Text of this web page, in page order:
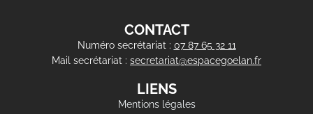
CONTACT
Numéro secrétariat : 07 87 65 32 11
Mail secrétariat : secretariat@espacegoelan.fr
LIENS
Mentions légales